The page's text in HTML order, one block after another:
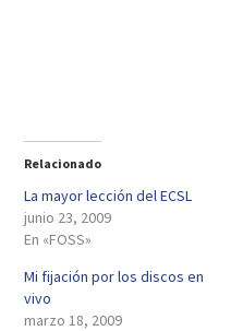
Relacionado
La mayor lección del ECSL
junio 23, 2009
En «FOSS»
Mi fijación por los discos en
vivo
marzo 18, 2009